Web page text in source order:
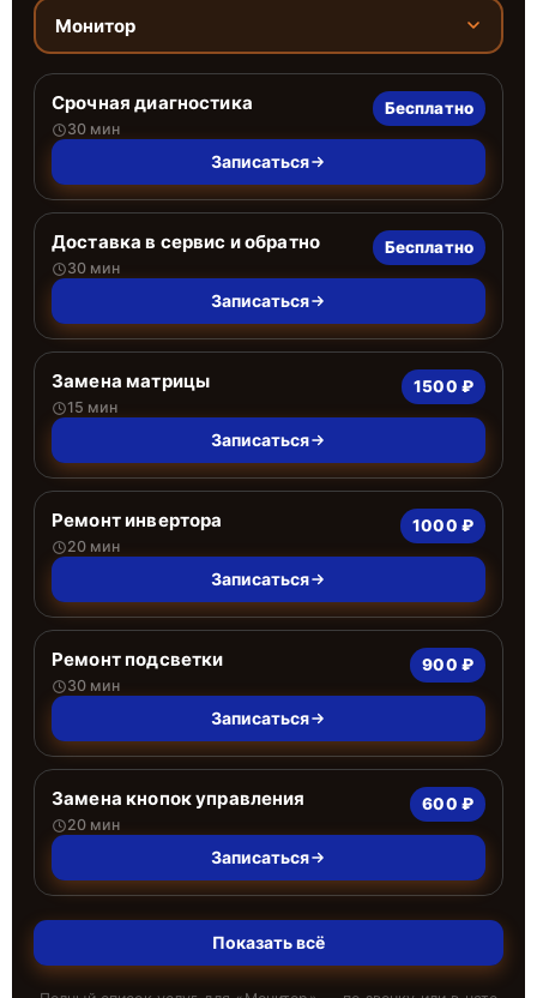
Монитор
Срочная диагностика
30 мин
Бесплатно
Записаться
Доставка в сервис и обратно
30 мин
Бесплатно
Записаться
Замена матрицы
15 мин
1500 ₽
Записаться
Ремонт инвертора
20 мин
1000 ₽
Записаться
Ремонт подсветки
30 мин
900 ₽
Записаться
Замена кнопок управления
20 мин
600 ₽
Записаться
Показать всё